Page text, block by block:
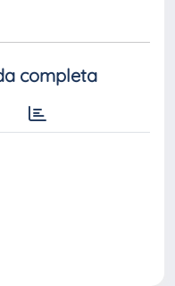
completa